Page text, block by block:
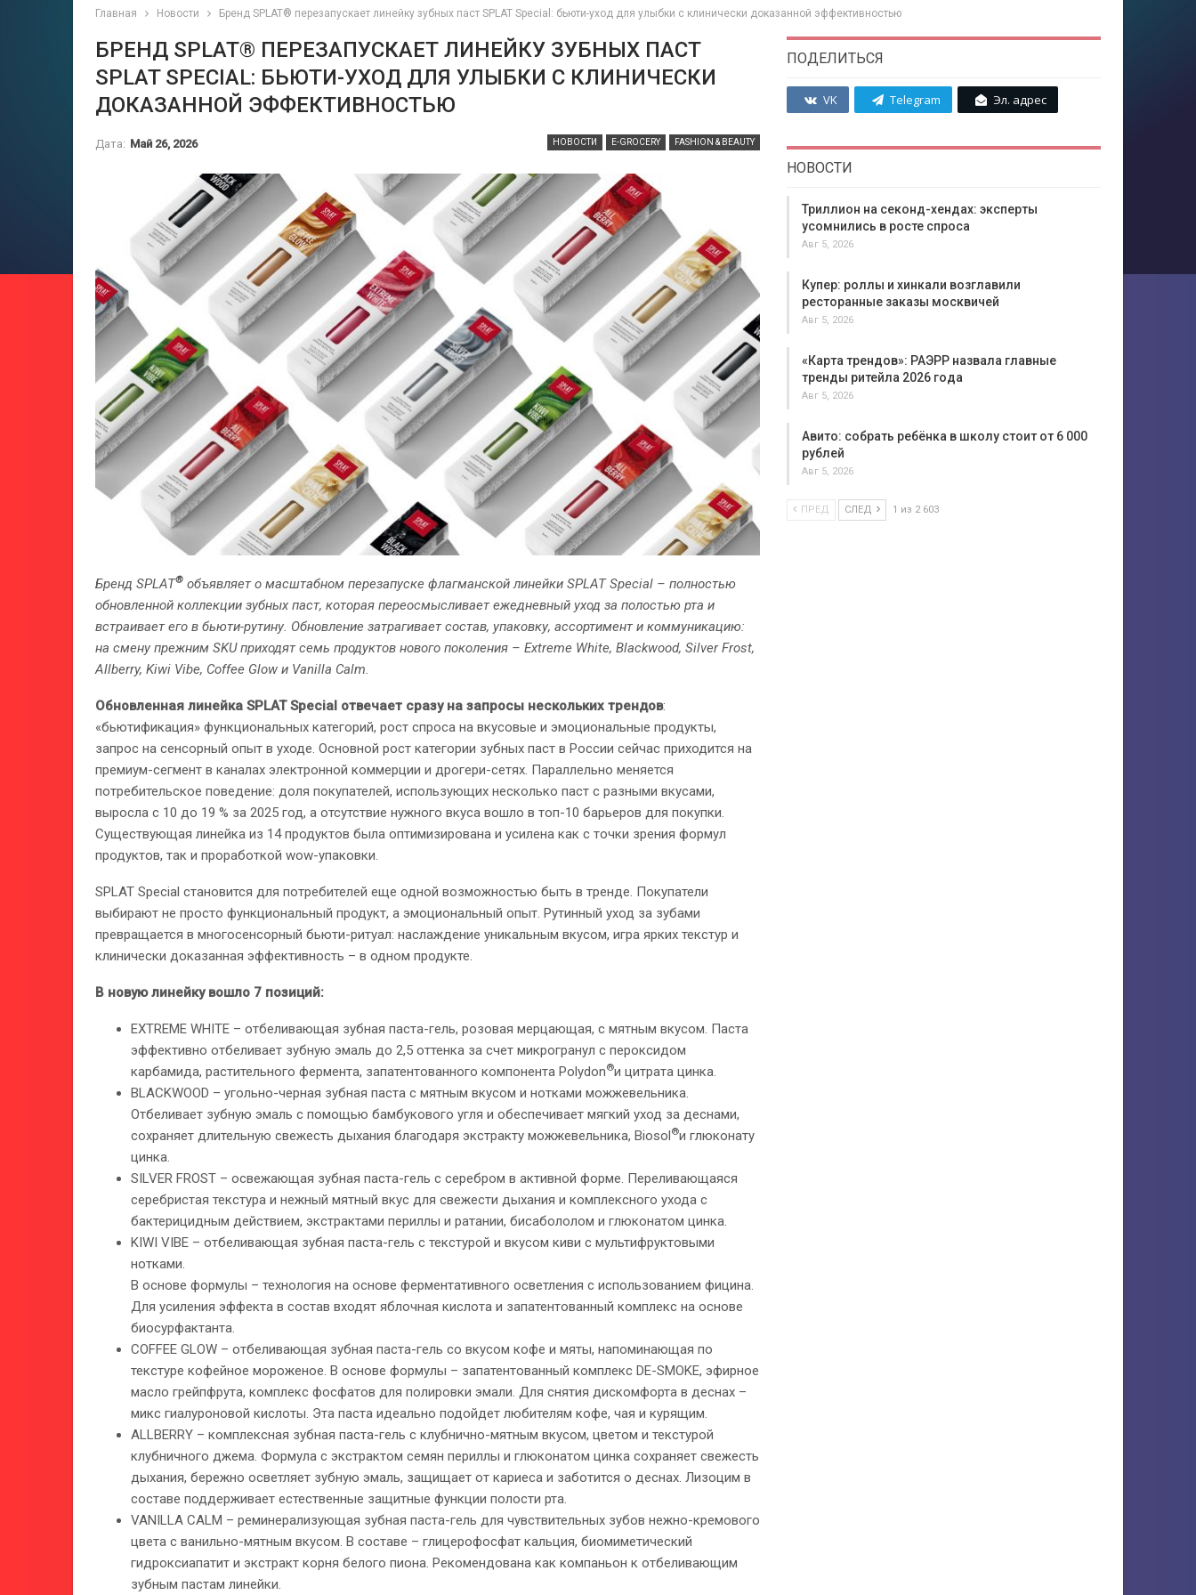
Главная Новости Бренд SPLAT® перезапускает линейку зубных паст SPLAT Special: бьюти-уход для улыбки с клинически доказанной эффективностью
БРЕНД SPLAT® ПЕРЕЗАПУСКАЕТ ЛИНЕЙКУ ЗУБНЫХ ПАСТ
SPLAT SPECIAL: БЬЮТИ-УХОД ДЛЯ УЛЫБКИ С КЛИНИЧЕСКИ
ДОКАЗАННОЙ ЭФФЕКТИВНОСТЬЮ
НОВОСТИ E-GROCERY FASHION & BEAUTY
Дата: Май 26, 2026
Бренд SPLAT® объявляет о масштабном перезапуске флагманской линейки SPLAT Special – полностью
обновленной коллекции зубных паст, которая переосмысливает ежедневный уход за полостью рта и
встраивает его в бьюти-рутину. Обновление затрагивает состав, упаковку, ассортимент и коммуникацию:
на смену прежним SKU приходят семь продуктов нового поколения – Extreme White, Blackwood, Silver Frost,
Allberry, Kiwi Vibe, Coffee Glow и Vanilla Calm.
Обновленная линейка SPLAT Special отвечает сразу на запросы нескольких трендов:
«бьютификация» функциональных категорий, рост спроса на вкусовые и эмоциональные продукты,
запрос на сенсорный опыт в уходе. Основной рост категории зубных паст в России сейчас приходится на
премиум-сегмент в каналах электронной коммерции и дрогери-сетях. Параллельно меняется
потребительское поведение: доля покупателей, использующих несколько паст с разными вкусами,
выросла с 10 до 19 % за 2025 год, а отсутствие нужного вкуса вошло в топ-10 барьеров для покупки.
Существующая линейка из 14 продуктов была оптимизирована и усилена как с точки зрения формул
продуктов, так и проработкой wow-упаковки.
SPLAT Special становится для потребителей еще одной возможностью быть в тренде. Покупатели
выбирают не просто функциональный продукт, а эмоциональный опыт. Рутинный уход за зубами
превращается в многосенсорный бьюти-ритуал: наслаждение уникальным вкусом, игра ярких текстур и
клинически доказанная эффективность – в одном продукте.
В новую линейку вошло 7 позиций:
EXTREME WHITE – отбеливающая зубная паста-гель, розовая мерцающая, с мятным вкусом. Паста
эффективно отбеливает зубную эмаль до 2,5 оттенка за счет микрогранул с пероксидом
карбамида, растительного фермента, запатентованного компонента Polydon®и цитрата цинка.
BLACKWOOD – угольно-черная зубная паста с мятным вкусом и нотками можжевельника.
Отбеливает зубную эмаль с помощью бамбукового угля и обеспечивает мягкий уход за деснами,
сохраняет длительную свежесть дыхания благодаря экстракту можжевельника, Biosol®и глюконату
цинка.
SILVER FROST – освежающая зубная паста-гель с серебром в активной форме. Переливающаяся
серебристая текстура и нежный мятный вкус для свежести дыхания и комплексного ухода с
бактерицидным действием, экстрактами периллы и ратании, бисабололом и глюконатом цинка.
KIWI VIBE – отбеливающая зубная паста-гель с текстурой и вкусом киви с мультифруктовыми
нотками.
В основе формулы – технология на основе ферментативного осветления с использованием фицина.
Для усиления эффекта в состав входят яблочная кислота и запатентованный комплекс на основе
биосурфактанта.
COFFEE GLOW – отбеливающая зубная паста-гель со вкусом кофе и мяты, напоминающая по
текстуре кофейное мороженое. В основе формулы – запатентованный комплекс DE-SMOKE, эфирное
масло грейпфрута, комплекс фосфатов для полировки эмали. Для снятия дискомфорта в деснах –
микс гиалуроновой кислоты. Эта паста идеально подойдет любителям кофе, чая и курящим.
ALLBERRY – комплексная зубная паста-гель с клубнично-мятным вкусом, цветом и текстурой
клубничного джема. Формула с экстрактом семян периллы и глюконатом цинка сохраняет свежесть
дыхания, бережно осветляет зубную эмаль, защищает от кариеса и заботится о деснах. Лизоцим в
составе поддерживает естественные защитные функции полости рта.
VANILLA CALM – реминерализующая зубная паста-гель для чувствительных зубов нежно-кремового
цвета с ванильно-мятным вкусом. В составе – глицерофосфат кальция, биомиметический
гидроксиапатит и экстракт корня белого пиона. Рекомендована как компаньон к отбеливающим
зубным пастам линейки.
ПОДЕЛИТЬСЯ
VK Telegram Эл. адрес
НОВОСТИ
Триллион на секонд-хендах: эксперты
усомнились в росте спроса
Авг 5, 2026
Купер: роллы и хинкали возглавили
ресторанные заказы москвичей
Авг 5, 2026
«Карта трендов»: РАЭРР назвала главные
тренды ритейла 2026 года
Авг 5, 2026
Авито: собрать ребёнка в школу стоит от 6 000
рублей
Авг 5, 2026
ПРЕД СЛЕД 1 из 2 603